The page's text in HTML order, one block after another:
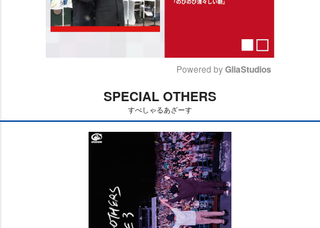
t
e
Powered by GliaStudios
SPECIAL OTHERS
すぺしゃるあざーす